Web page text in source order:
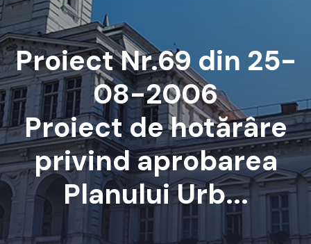
Proiect Nr.69 din 25-
08-2006
Proiect de hotărâre
privind aprobarea
Planului Urb...